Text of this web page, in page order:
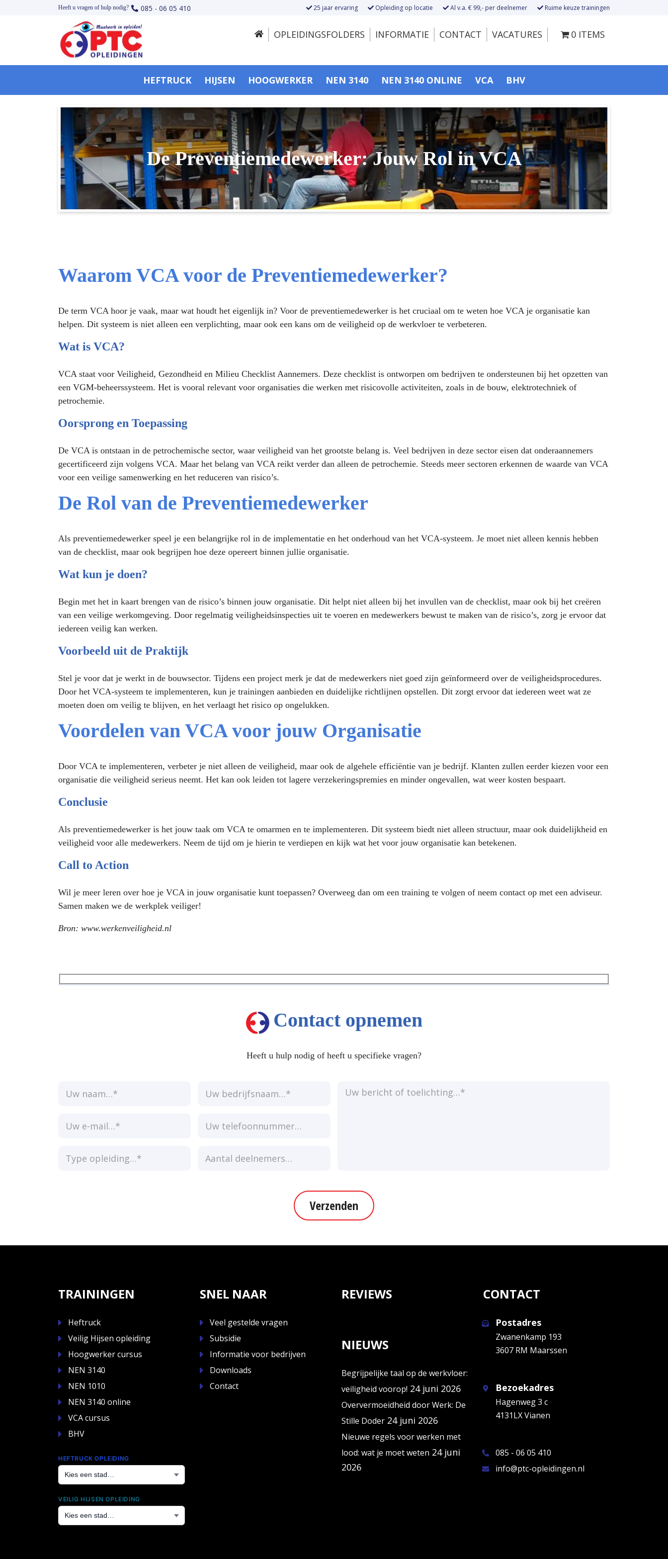
Heeft u vragen of hulp nodig? 085 - 06 05 410 25 jaar ervaring Opleiding op locatie Al v.a. € 99,- per deelnemer Ruime keuze trainingen
OPLEIDINGSFOLDERS INFORMATIE CONTACT VACATURES 0 ITEMS
HEFTRUCK HIJSEN HOOGWERKER NEN 3140 NEN 3140 ONLINE VCA BHV
De Preventiemedewerker: Jouw Rol in VCA
Waarom VCA voor de Preventiemedewerker?
De term VCA hoor je vaak, maar wat houdt het eigenlijk in? Voor de preventiemedewerker is het cruciaal om te weten hoe VCA je organisatie kan
helpen. Dit systeem is niet alleen een verplichting, maar ook een kans om de veiligheid op de werkvloer te verbeteren.
Wat is VCA?
VCA staat voor Veiligheid, Gezondheid en Milieu Checklist Aannemers. Deze checklist is ontworpen om bedrijven te ondersteunen bij het opzetten van
een VGM-beheerssysteem. Het is vooral relevant voor organisaties die werken met risicovolle activiteiten, zoals in de bouw, elektrotechniek of
petrochemie.
Oorsprong en Toepassing
De VCA is ontstaan in de petrochemische sector, waar veiligheid van het grootste belang is. Veel bedrijven in deze sector eisen dat onderaannemers
gecertificeerd zijn volgens VCA. Maar het belang van VCA reikt verder dan alleen de petrochemie. Steeds meer sectoren erkennen de waarde van VCA
voor een veilige samenwerking en het reduceren van risico’s.
De Rol van de Preventiemedewerker
Als preventiemedewerker speel je een belangrijke rol in de implementatie en het onderhoud van het VCA-systeem. Je moet niet alleen kennis hebben
van de checklist, maar ook begrijpen hoe deze opereert binnen jullie organisatie.
Wat kun je doen?
Begin met het in kaart brengen van de risico’s binnen jouw organisatie. Dit helpt niet alleen bij het invullen van de checklist, maar ook bij het creëren
van een veilige werkomgeving. Door regelmatig veiligheidsinspecties uit te voeren en medewerkers bewust te maken van de risico’s, zorg je ervoor dat
iedereen veilig kan werken.
Voorbeeld uit de Praktijk
Stel je voor dat je werkt in de bouwsector. Tijdens een project merk je dat de medewerkers niet goed zijn geïnformeerd over de veiligheidsprocedures.
Door het VCA-systeem te implementeren, kun je trainingen aanbieden en duidelijke richtlijnen opstellen. Dit zorgt ervoor dat iedereen weet wat ze
moeten doen om veilig te blijven, en het verlaagt het risico op ongelukken.
Voordelen van VCA voor jouw Organisatie
Door VCA te implementeren, verbeter je niet alleen de veiligheid, maar ook de algehele efficiëntie van je bedrijf. Klanten zullen eerder kiezen voor een
organisatie die veiligheid serieus neemt. Het kan ook leiden tot lagere verzekeringspremies en minder ongevallen, wat weer kosten bespaart.
Conclusie
Als preventiemedewerker is het jouw taak om VCA te omarmen en te implementeren. Dit systeem biedt niet alleen structuur, maar ook duidelijkheid en
veiligheid voor alle medewerkers. Neem de tijd om je hierin te verdiepen en kijk wat het voor jouw organisatie kan betekenen.
Call to Action
Wil je meer leren over hoe je VCA in jouw organisatie kunt toepassen? Overweeg dan om een training te volgen of neem contact op met een adviseur.
Samen maken we de werkplek veiliger!
Bron: www.werkenveiligheid.nl
Contact opnemen
Heeft u hulp nodig of heeft u specifieke vragen?
Verzenden
TRAININGEN
Heftruck
Veilig Hijsen opleiding
Hoogwerker cursus
NEN 3140
NEN 1010
NEN 3140 online
VCA cursus
BHV
HEFTRUCK OPLEIDING
VEILIG HIJSEN OPLEIDING
SNEL NAAR
Veel gestelde vragen
Subsidie
Informatie voor bedrijven
Downloads
Contact
REVIEWS
NIEUWS
Begrijpelijke taal op de werkvloer:
veiligheid voorop! 24 juni 2026
Oververmoeidheid door Werk: De
Stille Doder 24 juni 2026
Nieuwe regels voor werken met
lood: wat je moet weten 24 juni
2026
CONTACT
Postadres
Zwanenkamp 193
3607 RM Maarssen
Bezoekadres
Hagenweg 3 c
4131LX Vianen
085 - 06 05 410
info@ptc-opleidingen.nl